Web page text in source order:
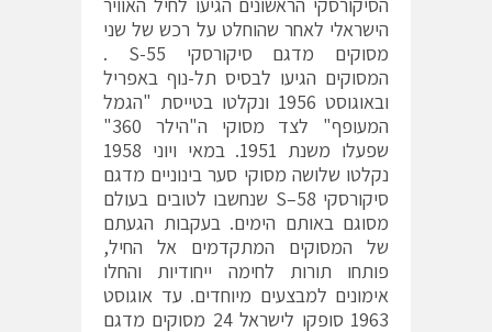
הישראלי לאחר שהוחלט על רכש של שני
מסוקים מדגם סיקורסקי S-55 .
המסוקים הגיעו לבסיס תל-נוף באפריל
ובאוגוסט 1956 ונקלטו בטייסת "הגמל
המעופף" לצד מסוקי ה"הילר 360"
שפעלו משנת 1951. במאי ויוני 1958
נקלטו שלושה מסוקי סער בינוניים מדגם
סיקורסקי S–58 שנחשבו לטובים בעולם
מסוגם באותם הימים. בעקבות הגעתם
של המסוקים המתקדמים אל החיל,
פותחו תורות לחימה ייחודיות והחלו
אימונים למבצעים מיוחדים. עד אוגוסט
1963 סופקו לישראל 24 מסוקים מדגם